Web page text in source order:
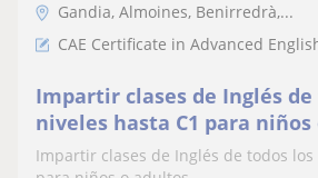
Gandia, Almoines, Benirredrà,...
CAE Certificate in Advanced
Impartir clases de Inglés
niveles hasta C1 para
Impartir clases de Inglés de todos los